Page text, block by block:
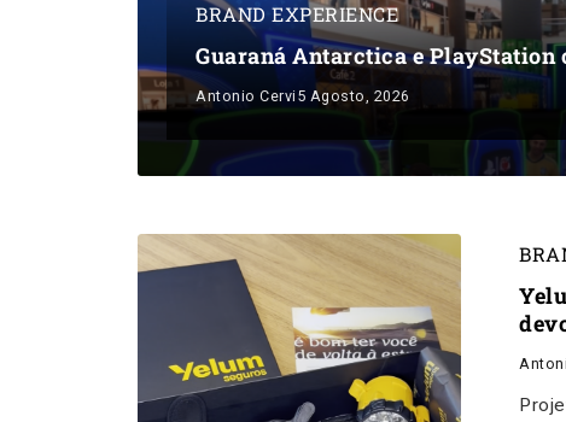
BRAND EXPERIENCE
Guaraná Antarctica e
Antonio Cervi5 Agosto, 2026